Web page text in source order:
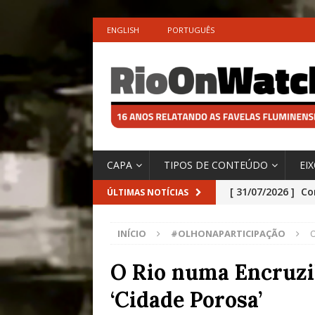
ENGLISH PORTUGUÊS
CAPA TIPOS DE CONTEÚDO
ÚLTIMAS NOTÍCIAS [ 29/07/2026 ]
Precisamos’,
Especial do IPCC
#OLHONAMÍDIA
INÍCIO #OLHONAPARTICIPAÇÃO
O Rio numa
‘Cidade Porosa’